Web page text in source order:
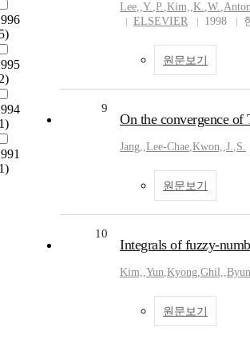
Lee,,Y.,P.,Kim,,K.,W.,
ELSEVIER
1998
원문보기
9
On the convergence of
Jang,,Lee-Chae,Kwon,,J.,S.
원문보기
10
Integrals of fuzzy-
Kim,,Yun,Kyong,Ghil,,
원문보기